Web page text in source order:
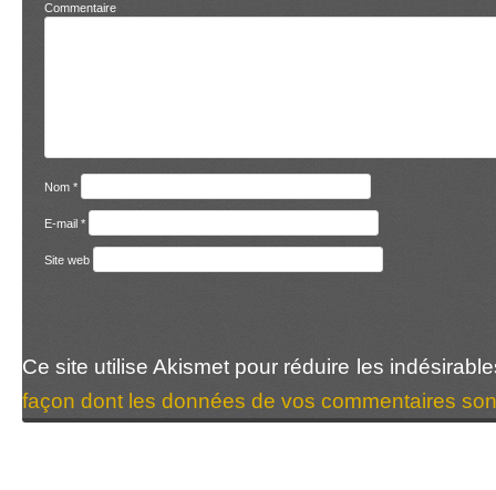
Nom *
E-mail *
Site web
Ce site utilise Akismet pour réduire les
façon dont les données de vos commentaires